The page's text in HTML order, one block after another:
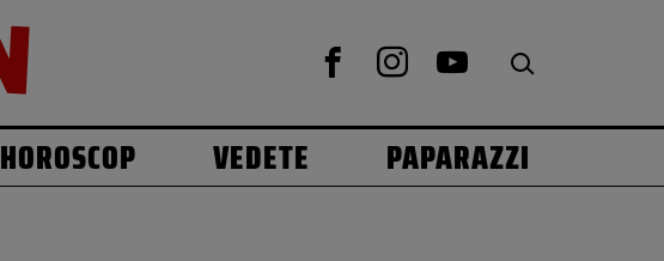
HOROSCOP VEDETE PAPARAZZI